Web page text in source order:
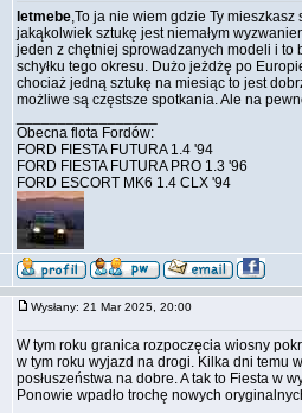
letmebe,To ja nie wiem gdzie Ty
jakąkolwiek sztukę jest niemałym
jeden z chętniej sprowadzanych modeli i to
schyłku tego okresu. Dużo jeżdżę po
chociaż jedną sztukę na miesiąc to jest
możliwe są częstsze spotkania. Ale na
Obecna flota Fordów:
FORD FIESTA FUTURA 1.4 '94
FORD FIESTA FUTURA PRO 1.3 '96
FORD ESCORT MK6 1.4 CLX '94
Wysłany: 21 Mar 2025, 20:00
W tym roku granica rozpoczęcia wiosny
w tym roku wyjazd na drogi. Kilka dni temu
posłuszeństwa na dobre. A tak to Fiesta w
Ponowie wpadło trochę nowych